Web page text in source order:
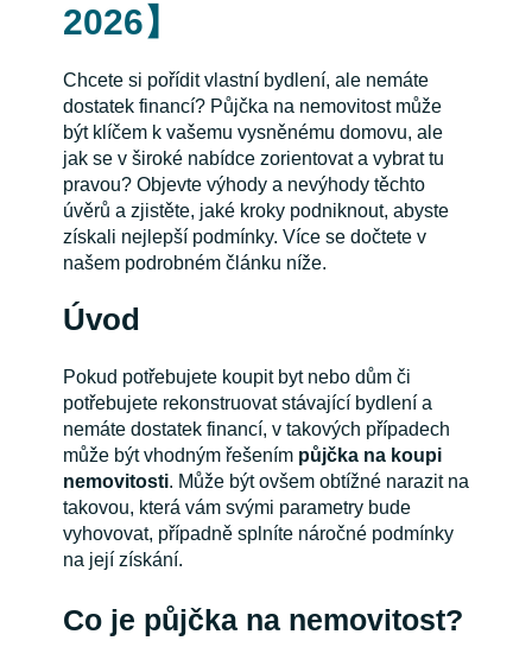
2026】
Chcete si pořídit vlastní bydlení, ale nemáte
dostatek financí? Půjčka na nemovitost může
být klíčem k vašemu vysněnému domovu, ale
jak se v široké nabídce zorientovat a vybrat tu
pravou? Objevte výhody a nevýhody těchto
úvěrů a zjistěte, jaké kroky podniknout, abyste
získali nejlepší podmínky. Více se dočtete v
našem podrobném článku níže.
Úvod
Pokud potřebujete koupit byt nebo dům či
potřebujete rekonstruovat stávající bydlení a
nemáte dostatek financí, v takových případech
může být vhodným řešením půjčka na koupi
nemovitosti. Může být ovšem obtížné narazit na
takovou, která vám svými parametry bude
vyhovovat, případně splníte náročné podmínky
na její získání.
Co je půjčka na nemovitost?